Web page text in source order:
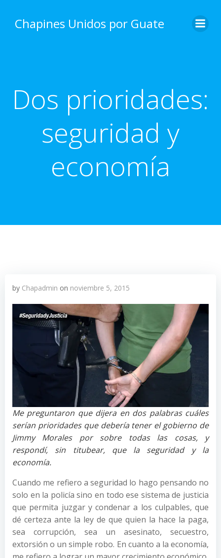
content
Chapines Unidos por Guate
Dos prioridades:
seguridad y
economía
by Chapadmin on noviembre 5, 2015
Me preguntaron que dijera en dos palabras cuáles
serían prioridades que debería tener el gobierno de
Jimmy Morales por sobre todas las cosas, y
respondí, sin titubear, que la seguridad y la
economía.
Cuando me refiero a seguridad lo hago pensando no
solo en la policía sino en todo ese sistema de justicia
que permita juzgar y condenar a los culpables, que
dé certeza ante la ley de que quien la hace la paga,
sea corrupción, sea un asesinato, secuestro,
extorsión o un simple robo. En cuanto a la economía,